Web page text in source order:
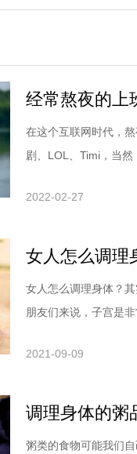
经常熬夜的上
在这个互联网时代，
剧、LOL、Timi，当然
2022-02-27
女人怎么调理
女人怎么调理身体？
朋友们来说，子宫是非
2021-09-09
调理身体的粥
粥类的食物可能我们